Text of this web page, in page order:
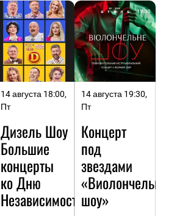
14 августа 18:00,
Пт
Дизель Шоу
Большие
концерты
ко Дню
Независимости
14 августа 19:30,
Пт
Концерт
под
звездами
«Виолончельное
шоу»